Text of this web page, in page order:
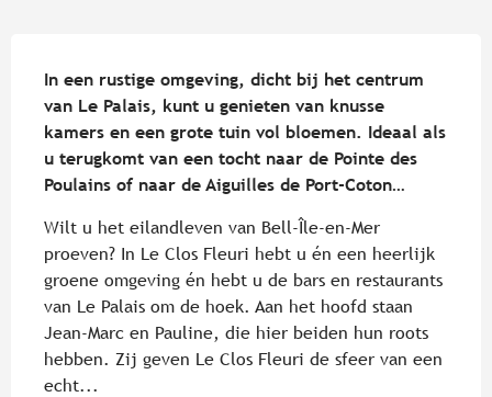
In een rustige omgeving, dicht bij het centrum
van Le Palais, kunt u genieten van knusse
kamers en een grote tuin vol bloemen. Ideaal als
u terugkomt van een tocht naar de Pointe des
Poulains of naar de Aiguilles de Port-Coton…
Wilt u het eilandleven van Bell-Île-en-Mer
proeven? In Le Clos Fleuri hebt u én een heerlijk
groene omgeving én hebt u de bars en restaurants
van Le Palais om de hoek. Aan het hoofd staan
Jean-Marc en Pauline, die hier beiden hun roots
hebben. Zij geven Le Clos Fleuri de sfeer van een
echt...